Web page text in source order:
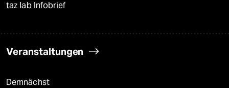
taz lab Infobrief
Veranstaltungen
Demnächst